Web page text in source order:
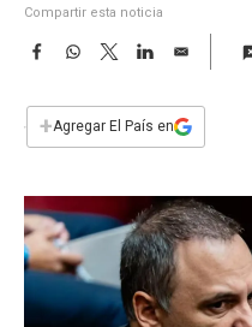
Compartir esta noticia
F
e
b
k
W
s
p
T
w
t
L
n
E
i
l
+Agregar El País en